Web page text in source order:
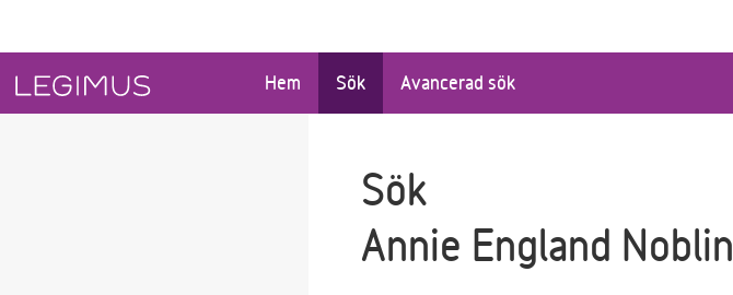
Hem Sök Avancerad sök
Sök
Annie England Noblin